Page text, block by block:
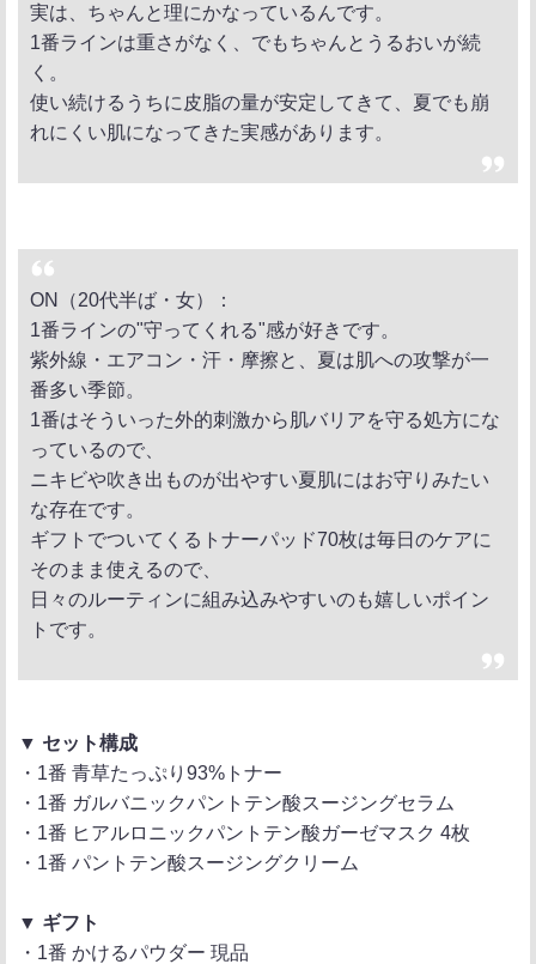
実は、ちゃんと理にかなっているんです。
1番ラインは重さがなく、でもちゃんとうるおいが続
く。
使い続けるうちに皮脂の量が安定してきて、夏でも崩
れにくい肌になってきた実感があります。
ON（20代半ば・女）：
1番ラインの"守ってくれる"感が好きです。
紫外線・エアコン・汗・摩擦と、夏は肌への攻撃が一
番多い季節。
1番はそういった外的刺激から肌バリアを守る処方にな
っているので、
ニキビや吹き出ものが出やすい夏肌にはお守りみたい
な存在です。
ギフトでついてくるトナーパッド70枚は毎日のケアに
そのまま使えるので、
日々のルーティンに組み込みやすいのも嬉しいポイン
トです。
▼ セット構成
・1番 青草たっぷり93%トナー
・1番 ガルバニックパントテン酸スージングセラム
・1番 ヒアルロニックパントテン酸ガーゼマスク 4枚
・1番 パントテン酸スージングクリーム
▼ ギフト
・1番 かけるパウダー 現品